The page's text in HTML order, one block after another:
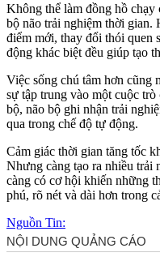
Không thể làm đồng hồ chạy
bộ não trải nghiệm thời gian.
điểm mới, thay đổi thói quen
động khác biệt đều giúp tạo
Việc sống chú tâm hơn cũng
sự tập trung vào một cuộc
bộ, não bộ ghi nhận trải
qua trong chế độ tự động.
Cảm giác thời gian tăng tốc
Nhưng càng tạo ra nhiều trải
càng có cơ hội khiến những
phú, rõ nét và dài hơn trong
Nguồn Tin: